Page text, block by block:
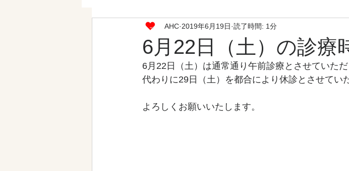
6月22日（土）の診療
AHC 2019年6月19日 読了時間: 1分
6月22日（土）は通常通り午前診療とさせていただ
代わりに29日（土）を都合により休診とさせてい
よろしくお願いいたします。